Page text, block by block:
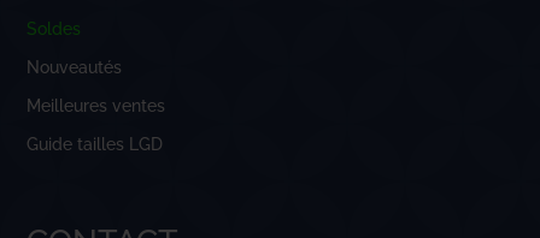
Soldes
Nouveautés
Meilleures ventes
Guide tailles LGD